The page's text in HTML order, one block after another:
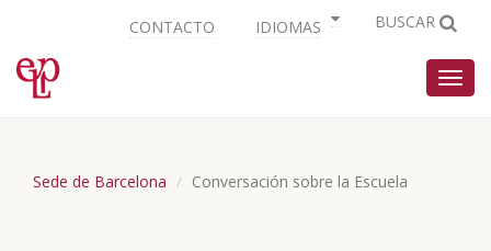
CONTACTO IDIOMAS BUSCAR
Sede de Barcelona Conversación sobre la Escuela